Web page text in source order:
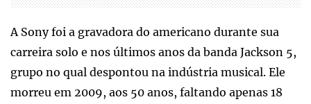
A Sony foi a gravadora do americano durante sua
carreira solo e nos últimos anos da banda Jackson 5,
grupo no qual despontou na indústria musical. Ele
morreu em 2009, aos 50 anos, faltando apenas 18